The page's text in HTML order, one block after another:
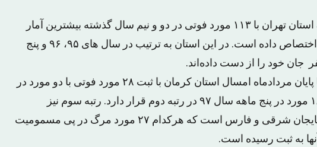
بررسی این آمار نشان می‌دهد که استان تهران با ۱۱۳ مورد فوتی در دو و نیم سال گذشته بیشترین آمار
قربانیان الکل در کشور را به خود اختصاص داده است. در این استان به ترتیب در سال های ۹۵، ۹۶ و پنج
پس از تهران، از ابتدای سال ۹۵ تا پایان مردادماه امسال استان کرمان با ثبت ۲۸ مورد فوتی با دو مورد در
سال ۹۵، یک مورد در سال ۹۶ و ۱۸ مورد در پنج ماهه سال ۹۷ در رتبه دوم قرار دارد. رتبه سوم نیز
مشترکا مربوط به استان‌های آذربایجان شرقی و فارس است که هرکدام ۲۷ مورد مرگ در پی مسمومیت
به ثبت رسیده است.